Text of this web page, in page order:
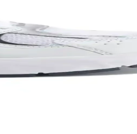
ve tarzı bir arada sağlar.